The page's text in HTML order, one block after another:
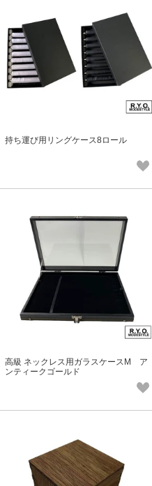
持ち運び用リングケース8ロール
高級 ネックレス用ガラスケースM ア
ンティークゴールド